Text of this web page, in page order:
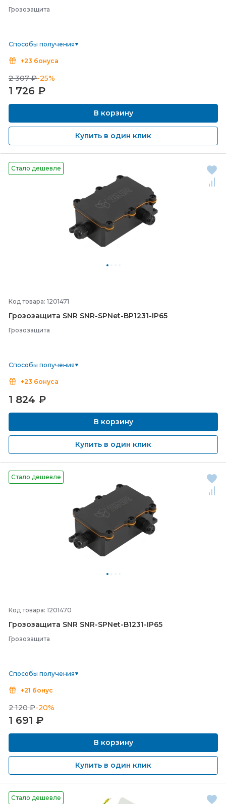
Грозозащита
Способы получения
+23 бонуса
2 307 ₽-25%
1 726 ₽
В корзину
Купить в один клик
Стало дешевле
Код товара: 1201471
Грозозащита SNR SNR-SPNet-BP1231-IP65
Грозозащита
Способы получения
+23 бонуса
1 824 ₽
В корзину
Купить в один клик
Стало дешевле
Код товара: 1201470
Грозозащита SNR SNR-SPNet-B1231-IP65
Грозозащита
Способы получения
+21 бонус
2 120 ₽-20%
1 691 ₽
В корзину
Купить в один клик
Стало дешевле